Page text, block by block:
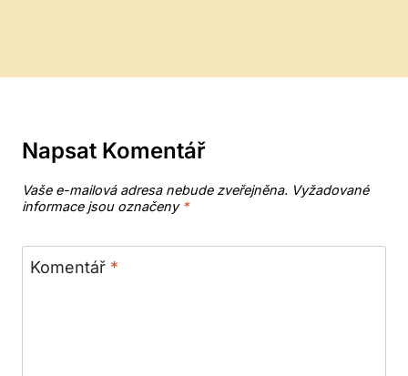
Napsat Komentář
Vaše e-mailová adresa nebude zveřejněna. Vyžadované
informace jsou označeny *
Komentář *